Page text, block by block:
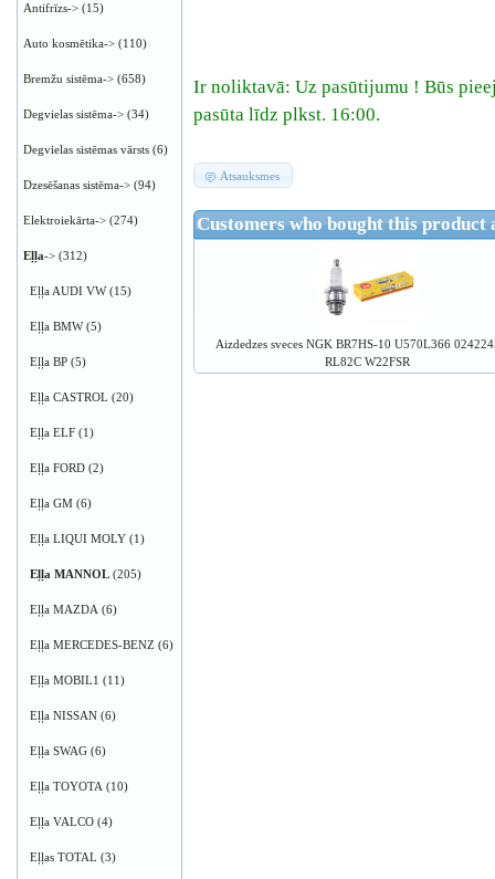
Ir noliktavā: Uz pasūtijumu ! Būs
pasūta līdz plkst. 16:00.
Atsauksmes
Customers who bought this product
Aizdedzes sveces NGK BR7HS-10 U570L366
RL82C W22FSR
Antifrīzs-> (15)
Auto kosmētika-> (110)
Bremžu sistēma-> (658)
Degvielas sistēma-> (34)
Degvielas sistēmas vārsts (6)
Dzesēšanas sistēma-> (94)
Elektroiekārta-> (274)
Eļļa-> (312)
Eļļa AUDI VW(15)
Eļļa BMW(5)
Eļļa BP (5)
Eļļa CASTROL (20)
Eļļa ELF (1)
Eļļa FORD (2)
Eļļa GM (6)
Eļļa LIQUI MOLY (1)
Eļļa MANNOL (205)
Eļļa MAZDA (6)
Eļļa MERCEDES-BENZ (6)
Eļļa MOBIL1 (11)
Eļļa NISSAN (6)
Eļļa SWAG (6)
Eļļa TOYOTA (10)
Eļļa VALCO (4)
Eļļas TOTAL (3)